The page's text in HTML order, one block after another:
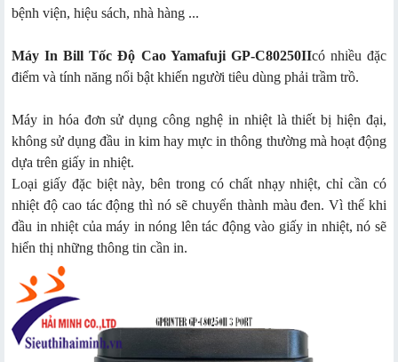
bệnh viện, hiệu sách, nhà hàng ...
Máy In Bill Tốc Độ Cao Yamafuji GP-C80250IIcó nhiều đặc
điểm và tính năng nổi bật khiến người tiêu dùng phải trầm trồ.
Máy in hóa đơn sử dụng công nghệ in nhiệt là thiết bị hiện đại,
không sử dụng đầu in kim hay mực in thông thường mà hoạt động
dựa trên giấy in nhiệt.
Loại giấy đặc biệt này, bên trong có chất nhạy nhiệt, chỉ cần có
nhiệt độ cao tác động thì nó sẽ chuyển thành màu đen. Vì thế khi
đầu in nhiệt của máy in nóng lên tác động vào giấy in nhiệt, nó sẽ
hiển thị những thông tin cần in.